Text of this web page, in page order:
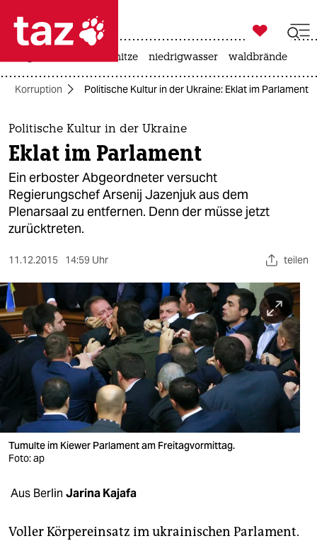
 taz zahl ich
taz zahl ich
themen
politik
öko
gesellschaft
kultur
sport
berlin
nord
wahrheit
verlag
verlag
shop
fragen & hilfe

taz zahl ich
hitze niedrigwasser waldbrände
Korruption Politische Kultur in der Ukraine: Eklat im Parlament
Politische Kultur in der Ukraine
Eklat im Parlament
Ein erboster Abgeordneter versucht
Regierungschef Arsenij Jazenjuk aus dem
Plenarsaal zu entfernen. Denn der müsse jetzt
zurücktreten.
11.12.2015 14:59 Uhr teilen
Tumulte im Kiewer Parlament am Freitagvormittag.
Foto: ap
Aus Berlin Jarina Kajafa
Voller Körpereinsatz im ukrainischen Parlament.